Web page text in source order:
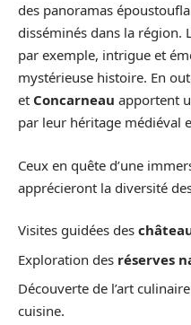
des panoramas
disséminés dans la région.
par exemple, intrigue et
mystérieuse histoire. En
et Concarneau apportent
par leur héritage médiéval
Ceux en quête d’une
apprécieront la diversité
Visites guidées des
Exploration des réserves
Découverte de l’art
cuisine.